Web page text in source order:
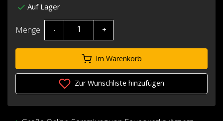
Auf Lager
Menge - +
Im Warenkorb
Zur Wunschliste hinzufügen